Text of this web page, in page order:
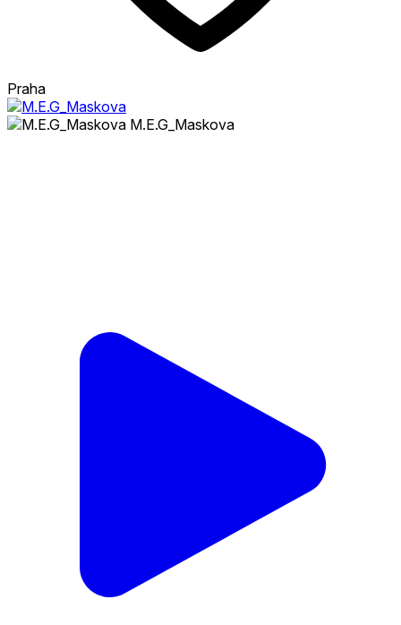
Praha
M.E.G_Maskova